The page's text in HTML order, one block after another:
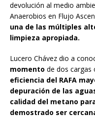
devolución al medio
Anaerobios en Flujo
una de las múltiples
limpieza apropiada.
Lucero Chávez dio a
momento de dos cargas
eficiencia del RAFA
depuración de las
calidad del metano
demostrado ser